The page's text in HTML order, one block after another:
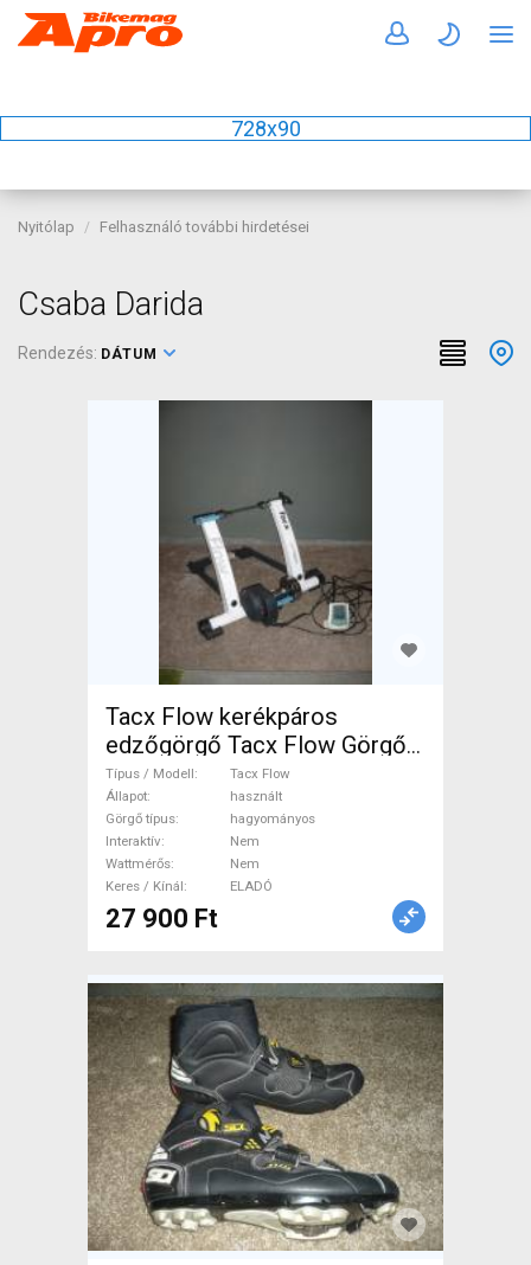
728x90
Nyitólap Felhasználó további hirdetései
Csaba Darida
Rendezés: DÁTUM
Tacx Flow kerékpáros
edzőgörgő Tacx Flow Görgő /
Spinning hagyományos
használt ELADÓ
Típus / Modell
Tacx Flow
Állapot
használt
Görgő típus
hagyományos
Interaktív
Nem
Wattmérős
Nem
Keres / Kínál
ELADÓ
27 900 Ft